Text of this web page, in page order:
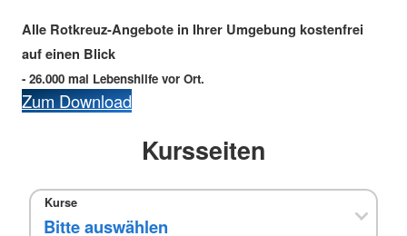
Alle Rotkreuz-Angebote in Ihrer Umgebung kostenfrei
auf einen Blick
- 26.000 mal Lebenshilfe vor Ort.
Zum Download
Kursseiten
Kurse